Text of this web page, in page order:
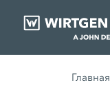
Главная